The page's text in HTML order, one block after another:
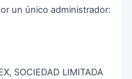
un único administrador:
SOCIEDAD LIMITADA